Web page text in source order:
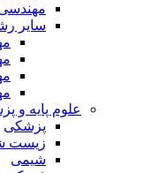
مهندسی
سایر رشته
علوم پایه و پزشکی
پزشکی
زیست
شیمی